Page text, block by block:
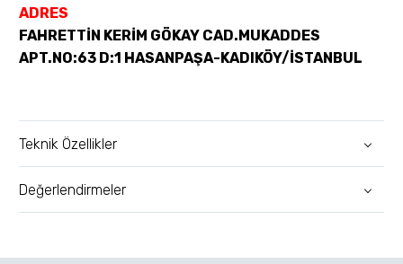
ADRES
FAHRETTİN KERİM GÖKAY CAD.MUKADDES
APT.NO:63 D:1 HASANPAŞA-KADIKÖY/İSTANBUL
Teknik Özellikler
Değerlendirmeler